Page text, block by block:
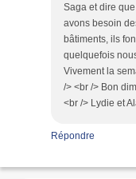
Saga et dire
avons besoin
bâtiments, ils
quelquefois
Vivement la
/> <br /> Bon
<br /> Lydie et
Répondre